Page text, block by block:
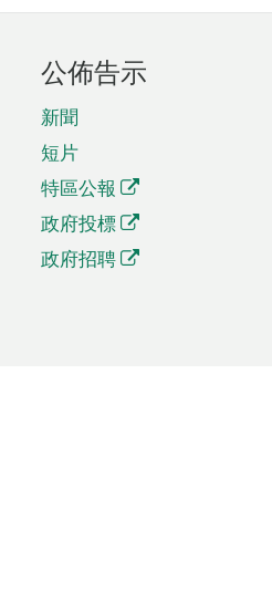
公佈告示
新聞
短片
特區公報
政府投標
政府招聘